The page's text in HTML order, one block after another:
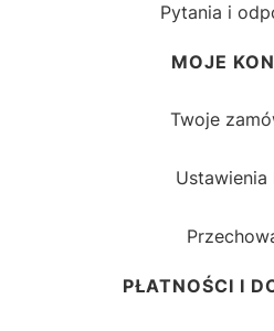
Pytania i
MOJE
Twoje
Ustawienia
PŁATNOŚCI I